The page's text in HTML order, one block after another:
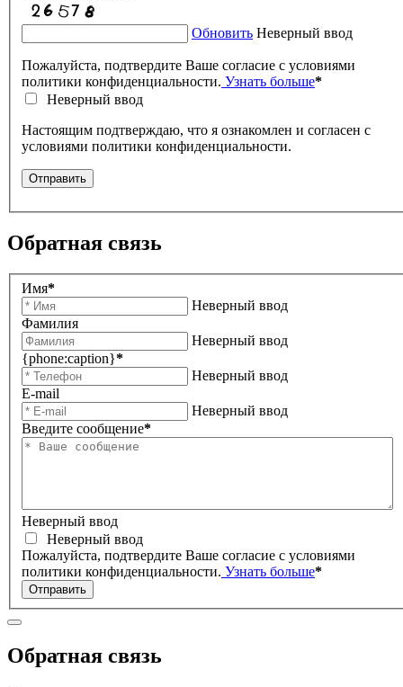
Обновить Неверный ввод
Пожалуйста, подтвердите Ваше согласие с условиями
политики конфиденциальности. Узнать больше*
Неверный ввод
Настоящим подтверждаю, что я ознакомлен и согласен с
условиями политики конфиденциальности.
Отправить
Обратная связь
Имя*
Неверный ввод
Фамилия
Неверный ввод
{phone:caption}*
Неверный ввод
E-mail
Неверный ввод
Введите сообщение*
Неверный ввод
Неверный ввод
Пожалуйста, подтвердите Ваше согласие с условиями
политики конфиденциальности. Узнать больше*
Отправить
Обратная связь